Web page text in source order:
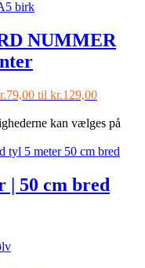
NUMMER
til kr.129,00
kan vælges på
| 50 cm bred